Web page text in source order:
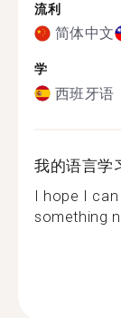
流利
简体中文
学
西班牙语
我的语言学
I hope I
something